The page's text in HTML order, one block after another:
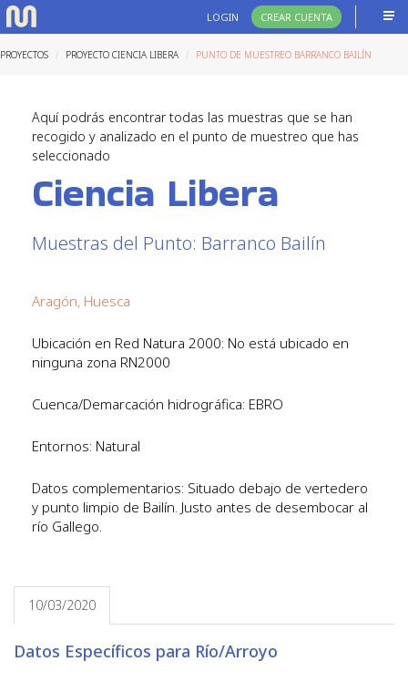
LOGIN CREAR CUENTA
PROYECTOS PROYECTO CIENCIA LIBERA PUNTO DE MUESTREO BARRANCO BAILÍN
Aquí podrás encontrar todas las muestras que se han
recogido y analizado en el punto de muestreo que has
seleccionado
Ciencia Libera
Muestras del Punto: Barranco Bailín
Aragón, Huesca
Ubicación en Red Natura 2000: No está ubicado en
ninguna zona RN2000
Cuenca/Demarcación hidrográfica: EBRO
Entornos: Natural
Datos complementarios: Situado debajo de vertedero
y punto limpio de Bailín. Justo antes de desembocar al
río Gallego.
10/03/2020
Datos Específicos para Río/Arroyo